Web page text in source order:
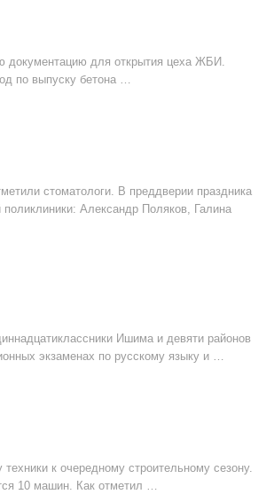
документацию для открытия цеха ЖБИ.
по выпуску бетона …
стоматологи. В преддверии праздника
поликлиники: Александр Поляков, Галина
Ишима и девяти районов
экзаменах по русскому языку и …
к очередному строительному сезону.
10 машин. Как отметил …